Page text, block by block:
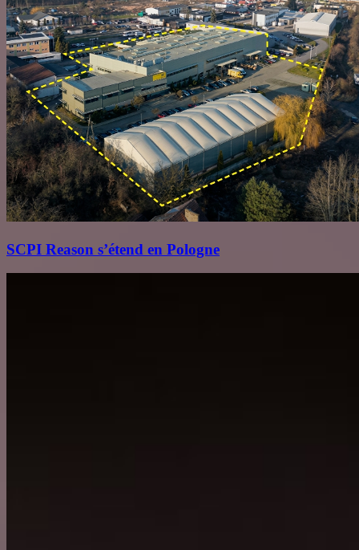
SCPI Reason s’étend en Pologne